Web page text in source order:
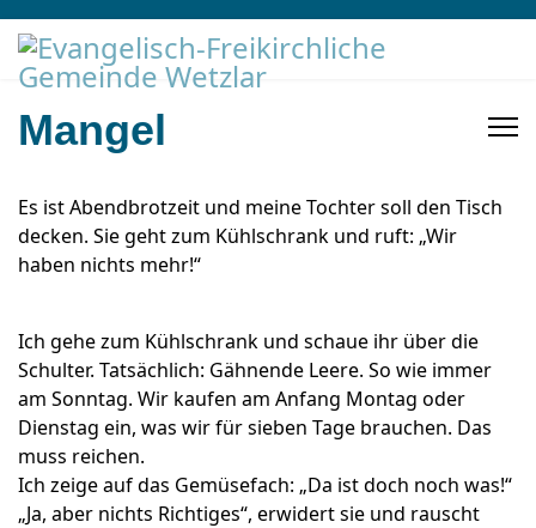
Mangel
Es ist Abendbrotzeit und meine Tochter soll den Tisch
decken. Sie geht zum Kühlschrank und ruft: „Wir
haben nichts mehr!“
Ich gehe zum Kühlschrank und schaue ihr über die
Schulter. Tatsächlich: Gähnende Leere. So wie immer
am Sonntag. Wir kaufen am Anfang Montag oder
Dienstag ein, was wir für sieben Tage brauchen. Das
muss reichen.
Ich zeige auf das Gemüsefach: „Da ist doch noch was!“
„Ja, aber nichts Richtiges“, erwidert sie und rauscht